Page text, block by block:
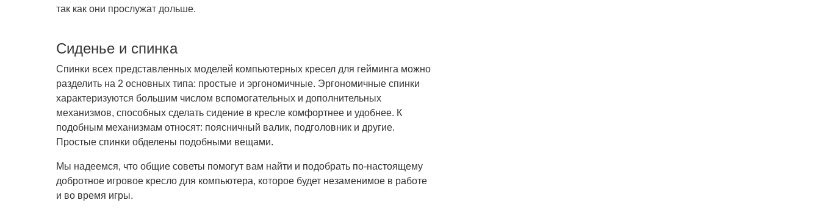
так как они прослужат дольше.
Сиденье и спинка
Спинки всех представленных моделей компьютерных кресел для гейминга можно
разделить на 2 основных типа: простые и эргономичные. Эргономичные спинки
характеризуются большим числом вспомогательных и дополнительных
механизмов, способных сделать сидение в кресле комфортнее и удобнее. К
подобным механизмам относят: поясничный валик, подголовник и другие.
Простые спинки обделены подобными вещами.
Мы надеемся, что общие советы помогут вам найти и подобрать по-настоящему
добротное игровое кресло для компьютера, которое будет незаменимое в работе
и во время игры.